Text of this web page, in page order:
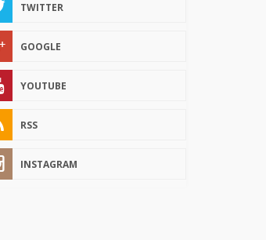
TWITTER
GOOGLE
YOUTUBE
RSS
INSTAGRAM